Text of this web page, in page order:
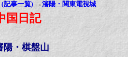
(記事一覧) → 瀋陽・関東電視城
国日記
陽・棋盤山